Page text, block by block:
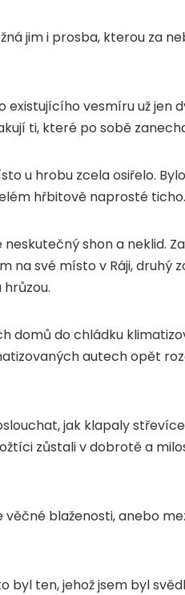
jim i prosba, kterou za
vesmíru už jen
ti, které po sobě
u hrobu zcela osiřelo.
hřbitově naprosté ticho.
shon a neklid.
na své místo v Ráji, druhý
domů do chládku
autech opět
jak klapaly
zůstali v dobrotě a
blaženosti, anebo
byl ten, jehož jsem byl